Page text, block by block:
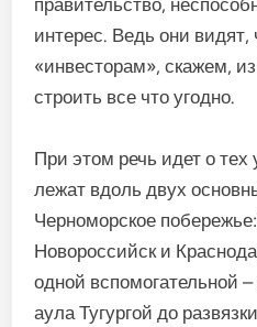
интерес. Ведь они видят,
«инвесторам», скажем,
строить все что угодно.
При этом речь идет о тех
лежат вдоль двух
Черноморское
Новороссийск и
одной вспомогательной
аула Тугургой до